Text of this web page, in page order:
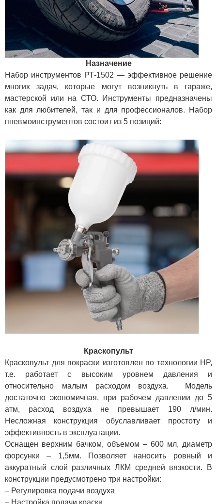
Назначение
Набор инструментов РТ-1502 — эффективное решение
многих задач, которые могут возникнуть в гараже,
мастерской или на СТО. Инструменты предназначены
как для любителей, так и для профессионалов. Набор
пневмоинструментов состоит из 5 позиций:
Краскопульт
Краскопульт для покраски изготовлен по технологии HP,
т.е. работает с высоким уровнем давления и
относительно малым расходом воздуха. Модель
достаточно экономичная, при рабочем давлении до 5
атм, расход воздуха не превышает 190 л/мин.
Несложная конструкция обуславливает простоту и
эффективность в эксплуатации.
Оснащен верхним бачком, объемом – 600 мл, диаметр
форсунки – 1,5мм. Позволяет наносить ровный и
аккуратный слой различных ЛКМ средней вязкости. В
конструкции предусмотрено три настройки:
– Регулировка подачи воздуха